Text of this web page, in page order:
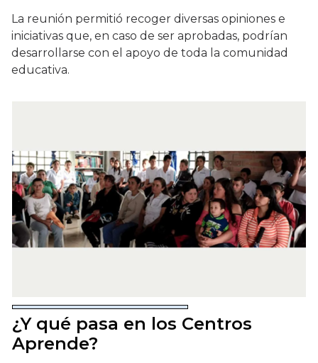
La reunión permitió recoger diversas opiniones e
iniciativas que, en caso de ser aprobadas, podrían
desarrollarse con el apoyo de toda la comunidad
educativa.
¿Y qué pasa en los Centros
Aprende?